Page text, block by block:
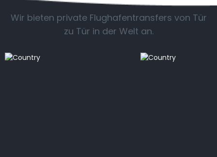
Wir bieten private Flughafentransfers von Tür
zu Tür in der Welt an.